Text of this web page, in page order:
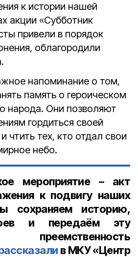
к истории нашей
акции «Субботник
привели в порядок
облагородили
напоминание о том,
память о героическом
народа. Они позволяют
гордиться своей
чтить тех, кто отдал свои
небо.
мероприятие – акт
к подвигу наших
сохраняем историю,
и передаём эту
преемственность
в МКУ«Центр